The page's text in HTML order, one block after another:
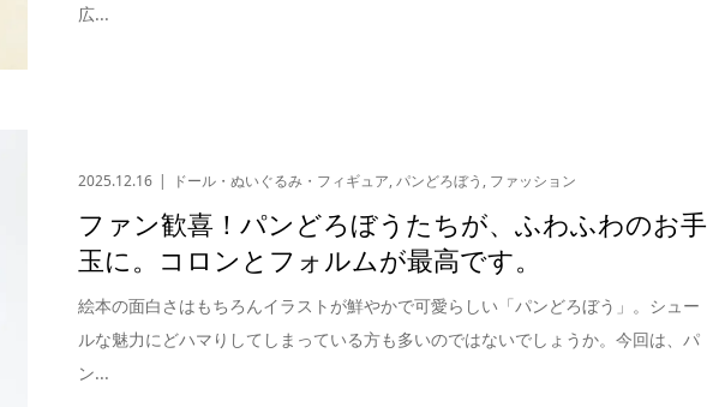
広...
2025.12.16 ドール・ぬいぐるみ・フィギュア,パンどろぼう , ファッション
ファン歓喜！パンどろぼうたちが、ふわふわのお手
玉に。コロンとフォルムが最高です。
絵本の面白さはもちろんイラストが鮮やかで可愛らしい「パンどろぼう」。シュー
ルな魅力にどハマりしてしまっている方も多いのではないでしょうか。今回は、パ
ン...